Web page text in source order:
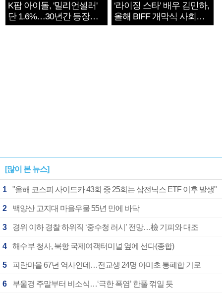
K팝 아이돌, '밀리언셀러'
단 1.6%…30년간 등장
1182개팀 전수조사
‘라이징 스타’ 배우 김민하,
올해 BIFF 개막식 사회자
확정
[많이 본 뉴스]
1 "올해 코스피 사이드카 43회 중 25회는 삼전닉스 ETF 이후 발생"
2 백양산 고지대 마을우물 55년 만에 바닥
3 경위 이하 경찰 하위직 ‘중수청 러시’ 전망…檢 기피와 대조
4 해수부 청사, 북항 국제여객터미널 옆에 선다(종합)
5 피란마을 67년 역사인데…전교생 24명 아미초 통폐합 기로
6 부울경 주말부터 비소식…‘극한 폭염’ 한풀 꺾일 듯